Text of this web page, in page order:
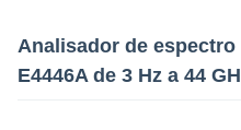
Analisador de
E4446A de 3 Hz a 44